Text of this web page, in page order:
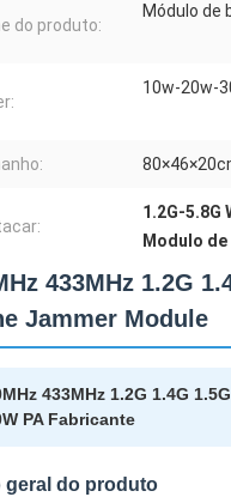
do produto:
Módulo de
10w-20w-
1.2G-5.8G
Modulo
433MHz 1.2G
Jammer Module
433MHz 1.2G 1.4G
PA Fabricante
geral do produto